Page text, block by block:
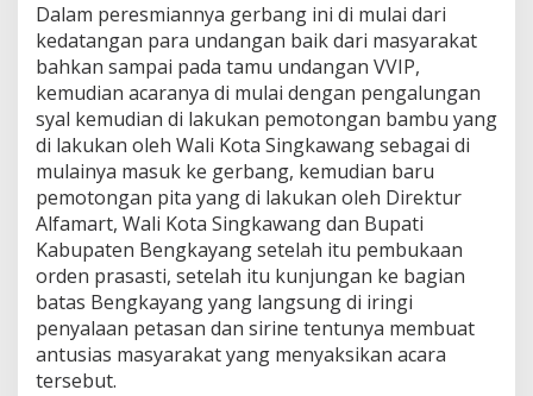
Dalam peresmiannya gerbang ini di mulai dari
kedatangan para undangan baik dari masyarakat
bahkan sampai pada tamu undangan VVIP,
kemudian acaranya di mulai dengan pengalungan
syal kemudian di lakukan pemotongan bambu yang
di lakukan oleh Wali Kota Singkawang sebagai di
mulainya masuk ke gerbang, kemudian baru
pemotongan pita yang di lakukan oleh Direktur
Alfamart, Wali Kota Singkawang dan Bupati
Kabupaten Bengkayang setelah itu pembukaan
orden prasasti, setelah itu kunjungan ke bagian
batas Bengkayang yang langsung di iringi
penyalaan petasan dan sirine tentunya membuat
antusias masyarakat yang menyaksikan acara
tersebut.